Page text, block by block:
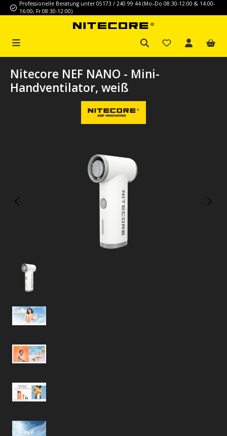
Zum Hauptinhalt springen
Professionelle Beratung unter 05173 / 240 99 44 (Mo–Do 08:30-12:00 & 14:00-
16:00, Fr 08:30-12:00)
Nitecore NEF NANO - Mini-
Handventilator, weiß